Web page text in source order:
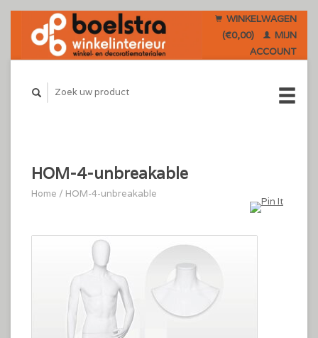
WINKELWAGEN
(€0,00)
MIJN
ACCOUNT
HOM-4-unbreakable
Home / HOM-4-unbreakable